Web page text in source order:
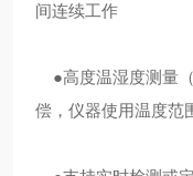
间连续工作
●高度温湿度测量
偿，仪器使用温度范